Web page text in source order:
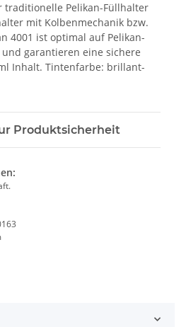
traditionelle Pelikan-Füllhalter
mit Kolbenmechanik bzw.
4001 ist optimal auf Pelikan-
garantieren eine sichere
Inhalt. Tintenfarbe: brillant-
Produktsicherheit